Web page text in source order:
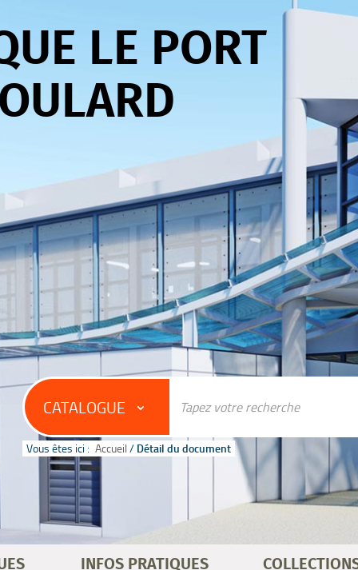
LE PORT
CATALOGUE
Vous êtes ici : Accueil / Détail du document
INFOS PRATIQUES